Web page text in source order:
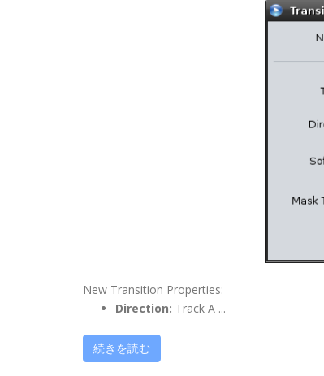
New Transition Properties:
Direction: Track A ...
続きを読む